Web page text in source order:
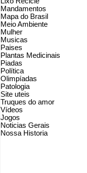
Mandamentos
Mapa do Brasil
Meio Ambiente
Mulher
Musicas
Paises
Plantas Medicinais
Piadas
Política
Olimpíadas
Patologia
Site uteis
Truques do amor
Vídeos
Jogos
Noticias Gerais
Nossa Historia